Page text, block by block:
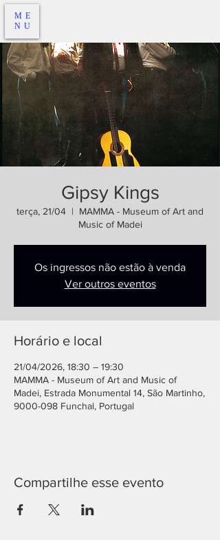
ME
NU
Gipsy Kings
terça, 21/04
  |
MAMMA - Museum of Art and
Music of Madei
Os ingressos não estão à venda
Ver outros eventos
Horário e local
21/04/2026, 18:30 – 19:30
MAMMA - Museum of Art and Music of
Madei, Estrada Monumental 14, São Martinho,
9000-098 Funchal, Portugal
Compartilhe esse evento